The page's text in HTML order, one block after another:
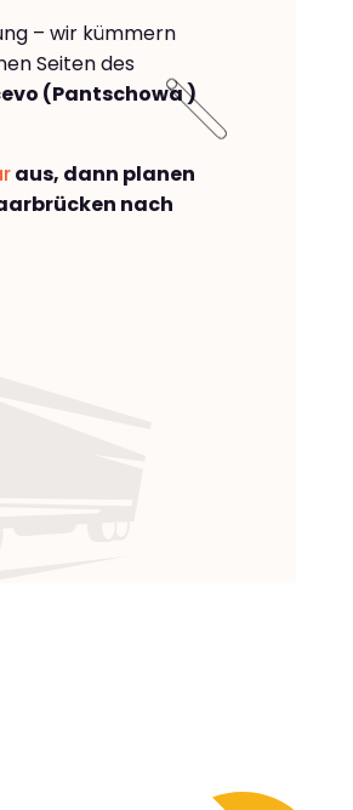
– wir kümmern
Seiten des
(Pantschowa )
aus, dann planen
nach